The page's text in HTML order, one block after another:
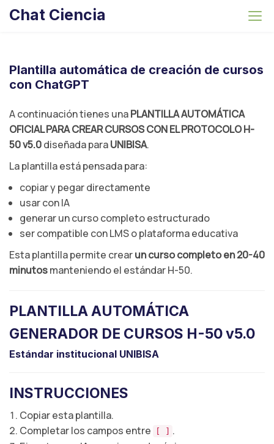
Chat Ciencia
Plantilla automática de creación de cursos
con ChatGPT
A continuación tienes unaPLANTILLA AUTOMÁTICA
OFICIAL PARA CREAR CURSOS CON EL PROTOCOLO H-
50 v5.0diseñada paraUNIBISA.
La plantilla está pensada para:
copiar y pegar directamente
usar con IA
generar un curso completo estructurado
ser compatible con LMS o plataforma educativa
Esta plantilla permite crearun curso completo en 20-40
minutosmanteniendo el estándar H-50.
PLANTILLA AUTOMÁTICA
GENERADOR DE CURSOS H-50 v5.0
Estándar institucional UNIBISA
INSTRUCCIONES
Copiar esta plantilla.
Completar los campos entre
[ ] .